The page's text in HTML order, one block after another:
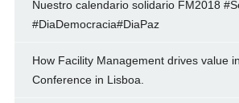
Nuestro calendario solidario FM2018
#DiaDemocracia#DiaPaz
How Facility Management drives value
Conference in Lisboa.